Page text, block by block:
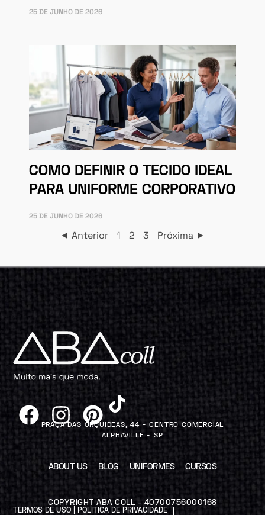
25 DE JUNHO DE 2026
COMO DEFINIR O TECIDO IDEAL
PARA UNIFORME CORPORATIVO
25 DE JUNHO DE 2026
◄ Anterior 1 2 3 Próxima ►
PRAÇA DAS ORQUIDEAS, 44 - CENTRO COMERCIAL
ALPHAVILLE - SP
ABOUT US BLOG UNIFORMES CURSOS
COPYRIGHT ABA COLL - 40700756000168
TERMOS DE USO | POLÍTICA DE PRIVACIDADE